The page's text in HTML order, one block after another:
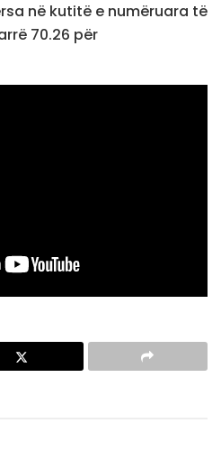
në kutitë e numëruara të
70.26 për